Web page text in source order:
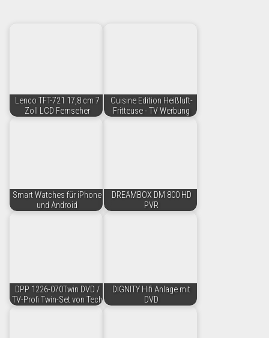
Lenco TFT-721 17,8 cm 7
Zoll LCD Fernseher
Cuisine Edition Heißluft-
Fritteuse - TV Werbung
Smart Watches für iPhone
und Android
DREAMBOX DM 800 HD
PVR
DPP 1226-070Twin DVD /
TV-Profi Twin-Set von Tech
DIGNITY Hifi Anlage mit
DVD